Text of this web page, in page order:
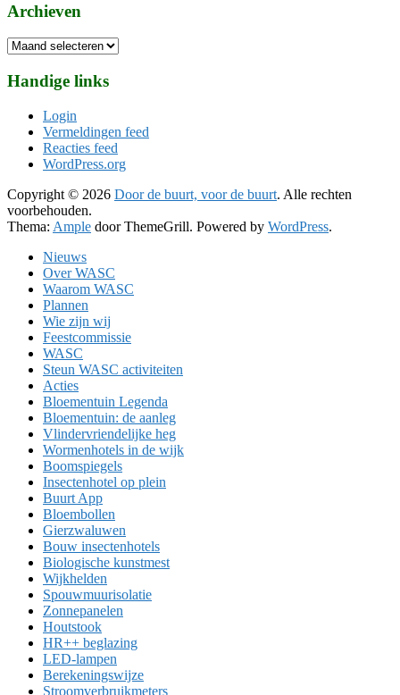
Archieven
Archieven
Handige links
Login
Vermeldingen feed
Reacties feed
WordPress.org
Copyright © 2026 Door de buurt, voor de buurt. Alle rechten
voorbehouden.
Thema: Ample door ThemeGrill. Powered by WordPress.
Nieuws
Over WASC
Waarom WASC
Plannen
Wie zijn wij
Feestcommissie
WASC
Steun WASC activiteiten
Acties
Bloementuin Legenda
Bloementuin: de aanleg
Vlindervriendelijke heg
Wormenhotels in de wijk
Boomspiegels
Insectenhotel op plein
Buurt App
Bloembollen
Gierzwaluwen
Bouw insectenhotels
Biologische kunstmest
Wijkhelden
Spouwmuurisolatie
Zonnepanelen
Houtstook
HR++ beglazing
LED-lampen
Berekeningswijze
Stroomverbruikmeters